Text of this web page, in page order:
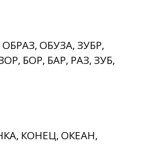
ОБУЗА, ЗУБР,
БОР, БАР, РАЗ, ЗУБ,
КОНЕЦ, ОКЕАН,